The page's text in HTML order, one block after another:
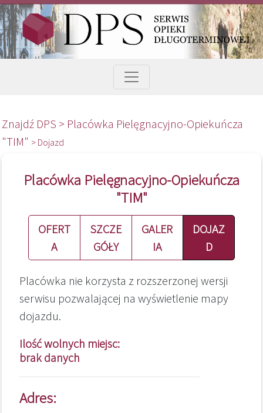
Znajdź DPS > Placówka Pielęgnacyjno-Opiekuńcza
"TIM" > Dojazd
Placówka Pielęgnacyjno-Opiekuńcza
"TIM"
OFERT
A
SZCZE
GÓŁY
GALER
IA
DOJAZ
D
Placówka nie korzysta z rozszerzonej wersji
serwisu pozwalającej na wyświetlenie mapy
dojazdu.
Ilość wolnych miejsc:
brak danych
Adres: